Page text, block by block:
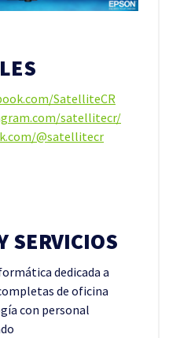
SatelliteCR
satellitecr/
@satellitecr
SERVICIOS
dedicada a
de oficina
con personal